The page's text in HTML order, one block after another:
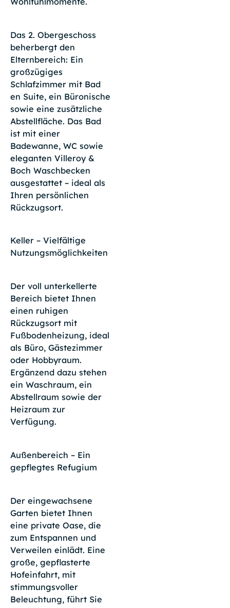
Das 2. Obergeschoss
beherbergt den
Elternbereich: Ein
großzügiges
Schlafzimmer mit Bad
en Suite, ein Büronische
sowie eine zusätzliche
Abstellfläche. Das Bad
ist mit einer
Badewanne, WC sowie
eleganten Villeroy &
Boch Waschbecken
ausgestattet – ideal als
Ihren persönlichen
Rückzugsort.
Keller – Vielfältige
Nutzungsmöglichkeiten
Der voll unterkellerte
Bereich bietet Ihnen
einen ruhigen
Rückzugsort mit
Fußbodenheizung, ideal
als Büro, Gästezimmer
oder Hobbyraum.
Ergänzend dazu stehen
ein Waschraum, ein
Abstellraum sowie der
Heizraum zur
Verfügung.
Außenbereich – Ein
gepflegtes Refugium
Der eingewachsene
Garten bietet Ihnen
eine private Oase, die
zum Entspannen und
Verweilen einlädt. Eine
große, gepflasterte
Hofeinfahrt, mit
stimmungsvoller
Beleuchtung, führt Sie